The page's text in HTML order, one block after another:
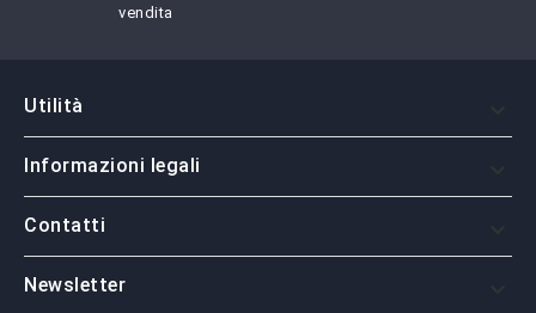
vendita
Utilità
Informazioni legali
Contatti
Newsletter